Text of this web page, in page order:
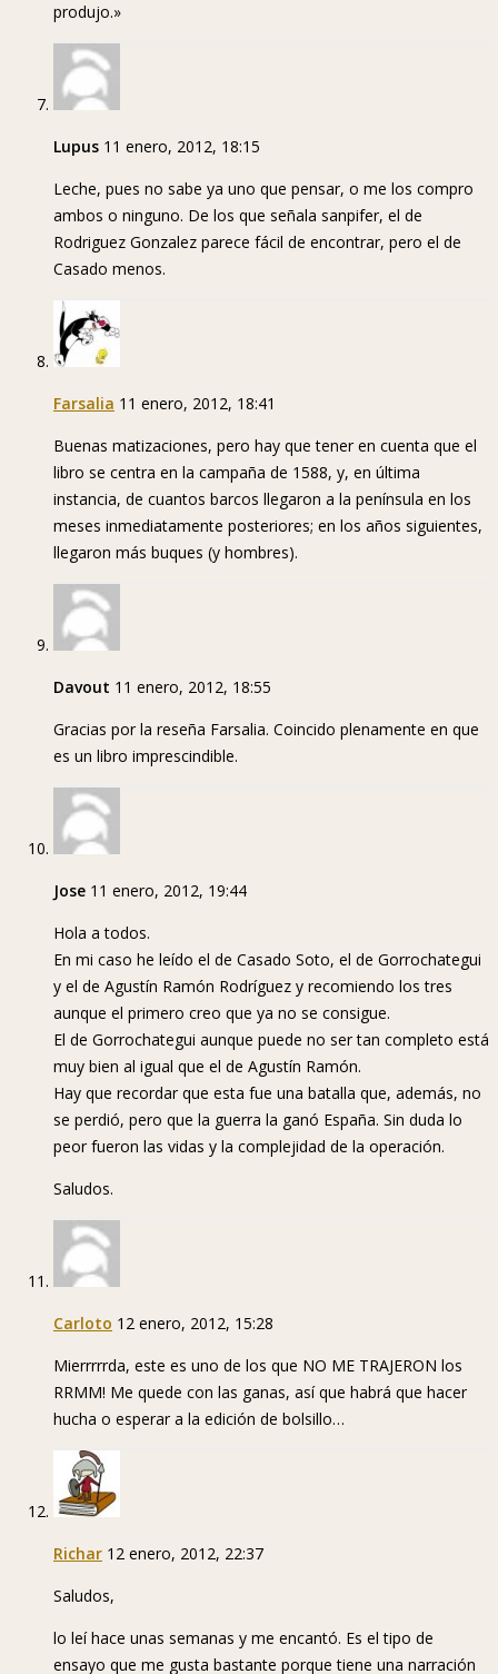
produjo.»
Lupus 11 enero, 2012, 18:15
Leche, pues no sabe ya uno que pensar, o me los compro
ambos o ninguno. De los que señala sanpifer, el de
Rodriguez Gonzalez parece fácil de encontrar, pero el de
Casado menos.
Farsalia 11 enero, 2012, 18:41
Buenas matizaciones, pero hay que tener en cuenta que el
libro se centra en la campaña de 1588, y, en última
instancia, de cuantos barcos llegaron a la península en los
meses inmediatamente posteriores; en los años siguientes,
llegaron más buques (y hombres).
Davout 11 enero, 2012, 18:55
Gracias por la reseña Farsalia. Coincido plenamente en que
es un libro imprescindible.
Jose 11 enero, 2012, 19:44
Hola a todos.
En mi caso he leído el de Casado Soto, el de Gorrochategui
y el de Agustín Ramón Rodríguez y recomiendo los tres
aunque el primero creo que ya no se consigue.
El de Gorrochategui aunque puede no ser tan completo está
muy bien al igual que el de Agustín Ramón.
Hay que recordar que esta fue una batalla que, además, no
se perdió, pero que la guerra la ganó España. Sin duda lo
peor fueron las vidas y la complejidad de la operación.
Saludos.
Carloto 12 enero, 2012, 15:28
Mierrrrrda, este es uno de los que NO ME TRAJERON los
RRMM! Me quede con las ganas, así que habrá que hacer
hucha o esperar a la edición de bolsillo…
Richar 12 enero, 2012, 22:37
Saludos,
lo leí hace unas semanas y me encantó. Es el tipo de
ensayo que me gusta bastante porque tiene una narración